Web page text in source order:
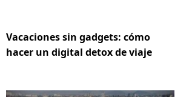
Vacaciones sin gadgets: cómo
hacer un digital detox de viaje